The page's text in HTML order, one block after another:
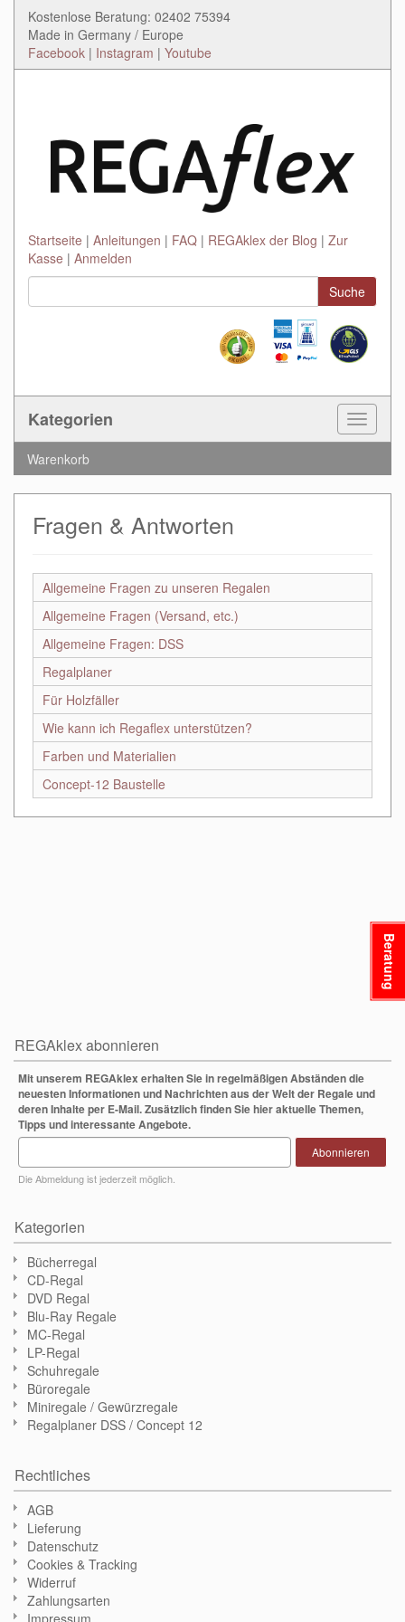
Kostenlose Beratung: 02402 75394
Made in Germany / Europe
Facebook | Instagram | Youtube
Startseite Anleitungen FAQ REGAklex der Blog
Zur
Kasse
Anmelden
Suche
Kategorien
Toggle
Warenkorb
Fragen & Antworten
Allgemeine Fragen zu unseren Regalen
Allgemeine Fragen (Versand, etc.)
Allgemeine Fragen: DSS
Regalplaner
Für Holzfäller
Wie kann ich Regaflex unterstützen?
Farben und Materialien
Concept-12 Baustelle
REGAklex abonnieren
Mit unserem REGAklex erhalten Sie in regelmäßigen Abständen die
neuesten Informationen und Nachrichten aus der Welt der Regale und
deren Inhalte per E-Mail. Zusätzlich finden Sie hier aktuelle Themen,
Tipps und interessante Angebote.
Die Abmeldung ist jederzeit möglich.
Abonnieren
Kategorien
Bücherregal
CD-Regal
DVD Regal
Blu-Ray Regale
MC-Regal
LP-Regal
Schuhregale
Büroregale
Miniregale / Gewürzregale
Regalplaner DSS / Concept 12
Rechtliches
AGB
Lieferung
Datenschutz
Cookies & Tracking
Widerruf
Zahlungsarten
Beratung